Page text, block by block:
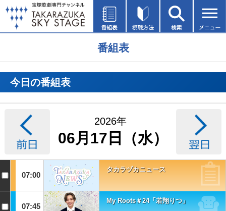
番組表
今日の番組表
2026年
06月17日（水）
07:00
タカラヅカニュース
07:45
My Roots＃24「若翔りつ」